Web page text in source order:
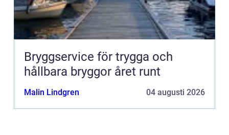
Bryggservice för trygga och
hållbara bryggor året runt
Malin Lindgren 04 augusti 2026